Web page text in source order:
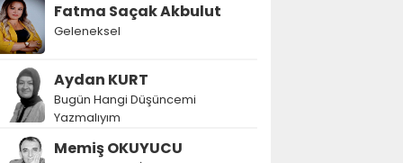
Fatma Saçak Akbulut
Geleneksel
Aydan KURT
Bugün Hangi Düşüncemi
Yazmalıyım
Memiş OKUYUCU